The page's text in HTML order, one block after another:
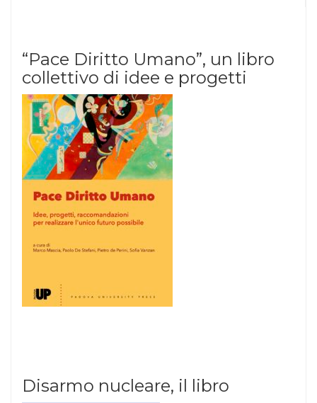
“Pace Diritto Umano”, un libro
collettivo di idee e progetti
Disarmo nucleare, il libro